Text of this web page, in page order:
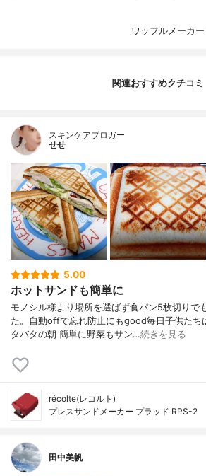
ワッフルメーカ
関連おすすめクチコミ
スキンケアブロガー
せせ
5.00
ホットサンドも簡単に
モノシル様より場所を選ばず食パン5枚切りで
た。自動offで忘れ防止にもgood毎日子供たち
タバタの朝 簡単に野菜もサン…続きを見る
récolte(レコルト)
プレスサンドメーカー プラッド RPS-2
田中美帆